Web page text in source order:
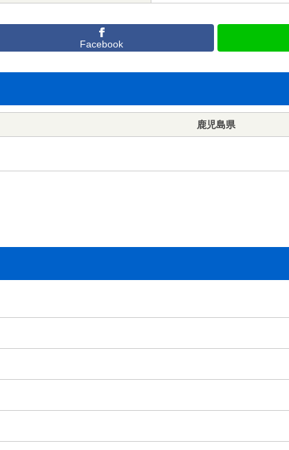
Facebook
鹿児島県